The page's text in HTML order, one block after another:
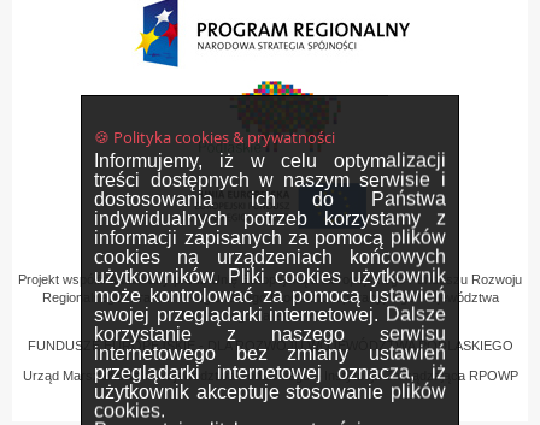
🍪 Polityka cookies & prywatności
Informujemy, iż w celu optymalizacji
treści dostępnych w naszym serwisie i
dostosowania ich do Państwa
indywidualnych potrzeb korzystamy z
informacji zapisanych za pomocą plików
cookies na urządzeniach końcowych
użytkowników. Pliki cookies użytkownik
może kontrolować za pomocą ustawień
swojej przeglądarki internetowej. Dalsze
korzystanie z naszego serwisu
internetowego bez zmiany ustawień
przeglądarki internetowej oznacza, iż
użytkownik akceptuje stosowanie plików
cookies.
Projekt współfinansowany przez Unię Europejską z Europejskiego Funduszu Rozwoju
Regionalnego w ramach Regionalnego Programu Operacyjnego Województwa
Podlaskiego na lata 2007-2013
FUNDUSZE EUROPEJSKIE - DLA ROZWOJU WOJEWÓDZTWA PODLASKIEGO
Urząd Marszałkowski Województwa Podlaskiego – Instytucja Zarządzająca RPOWP